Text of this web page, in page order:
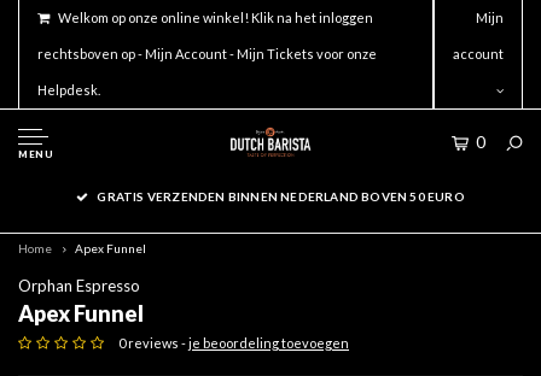
Welkom op onze online winkel! Klik na het inloggen
rechtsboven op - Mijn Account - Mijn Tickets voor onze
Helpdesk.
Mijn
account
MENU
0
GRATIS VERZENDEN BINNEN NEDERLAND BOVEN 50 EURO
Home Apex Funnel
Orphan Espresso
Apex Funnel
0 reviews -je beoordeling toevoegen